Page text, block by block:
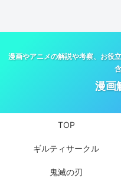
漫画やアニメの解説や考察、お役
漫画
TOP
ギルティサークル
鬼滅の刃